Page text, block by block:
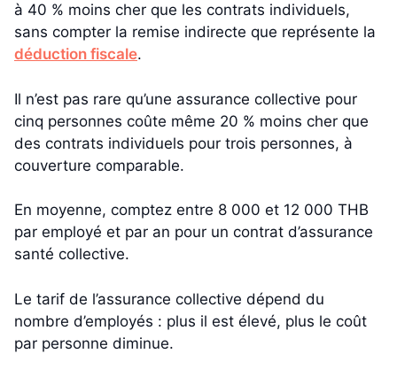
à 40 % moins cher que les contrats individuels,
sans compter la remise indirecte que représente la
déduction fiscale.
Il n’est pas rare qu’une assurance collective pour
cinq personnes coûte même 20 % moins cher que
des contrats individuels pour trois personnes, à
couverture comparable.
En moyenne, comptez entre 8 000 et 12 000 THB
par employé et par an pour un contrat d’assurance
santé collective.
Le tarif de l’assurance collective dépend du
nombre d’employés : plus il est élevé, plus le coût
par personne diminue.